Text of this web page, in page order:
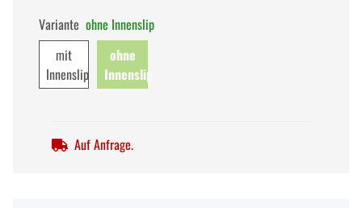
Variante ohne Innenslip
mit
Innenslip
ohne
Innenslip
Auf Anfrage.